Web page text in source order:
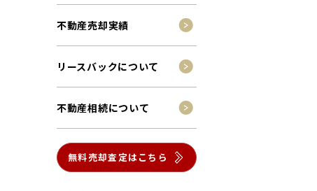
不動産売却実績
リースバックについて
不動産相続について
無料売却査定はこちら